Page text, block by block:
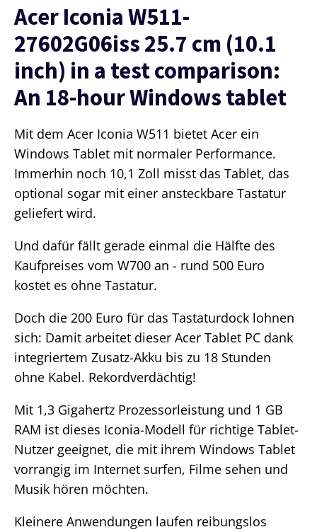
Acer Iconia W511-
27602G06iss 25.7 cm (10.1
inch) in a test comparison:
An 18-hour Windows tablet
Mit dem Acer Iconia W511 bietet Acer ein
Windows Tablet mit normaler Performance.
Immerhin noch 10,1 Zoll misst das Tablet, das
optional sogar mit einer ansteckbare Tastatur
geliefert wird.
Und dafür fällt gerade einmal die Hälfte des
Kaufpreises vom W700 an - rund 500 Euro
kostet es ohne Tastatur.
Doch die 200 Euro für das Tastaturdock lohnen
sich: Damit arbeitet dieser Acer Tablet PC dank
integriertem Zusatz-Akku bis zu 18 Stunden
ohne Kabel. Rekordverdächtig!
Mit 1,3 Gigahertz Prozessorleistung und 1 GB
RAM ist dieses Iconia-Modell für richtige Tablet-
Nutzer geeignet, die mit ihrem Windows Tablet
vorrangig im Internet surfen, Filme sehen und
Musik hören möchten.
Kleinere Anwendungen laufen reibungslos